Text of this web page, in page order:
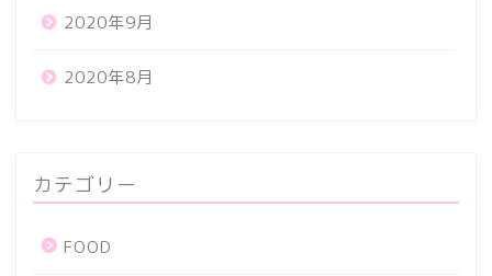
2020年9月
2020年8月
カテゴリー
FOOD